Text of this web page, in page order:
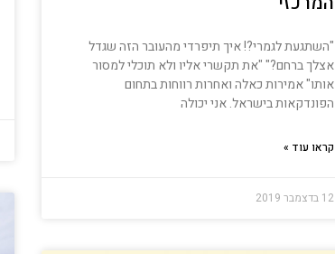
"השתגעת לגמרי?! איך תיפרדי מהעובר הזה שגדל
אצלך ברחם?" "את תקשרי אליו ולא תוכלי למסור
אותו" אמירות כאלה ואחרות רווחות בתחום
הפונדקאות בישראל. אני יכולה
קראו עוד »
12 בדצמבר 2019